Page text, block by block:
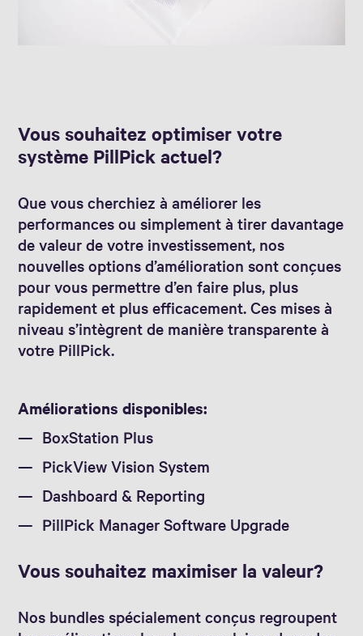
Vous souhaitez optimiser votre
système PillPick actuel?
Que vous cherchiez à améliorer les
performances ou simplement à tirer davantage
de valeur de votre investissement, nos
nouvelles options d’amélioration sont conçues
pour vous permettre d’en faire plus, plus
rapidement et plus efficacement. Ces mises à
niveau s’intègrent de manière transparente à
votre PillPick.
Améliorations disponibles:
BoxStation Plus
PickView Vision System
Dashboard & Reporting
PillPick Manager Software Upgrade
Vous souhaitez maximiser la valeur?
Nos bundles spécialement conçus regroupent